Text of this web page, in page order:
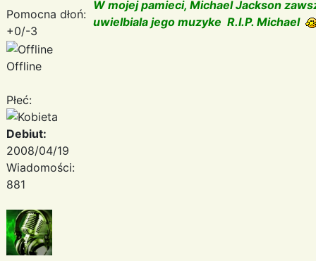
Pomocna dłoń:
+0/-3
Offline
Płeć:
Debiut:
2008/04/19
Wiadomości:
881
W mojej pamieci, Michael Jackson
uwielbiala jego muzyke R.I.P. Michael